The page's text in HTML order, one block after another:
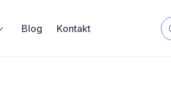
Blog Kontakt